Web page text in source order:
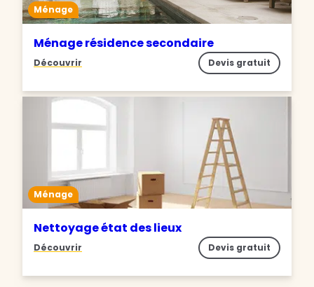
Ménage
Ménage résidence secondaire
Découvrir Devis gratuit
Ménage
Nettoyage état des lieux
Découvrir Devis gratuit